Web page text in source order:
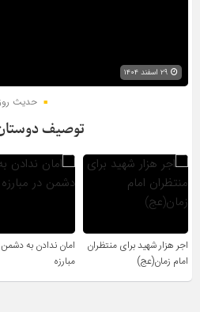
حدیث روز
توصیف
اجر هزار شهید برای منتظران
امام زمان(عج)
امان ندادن به
مبارزه